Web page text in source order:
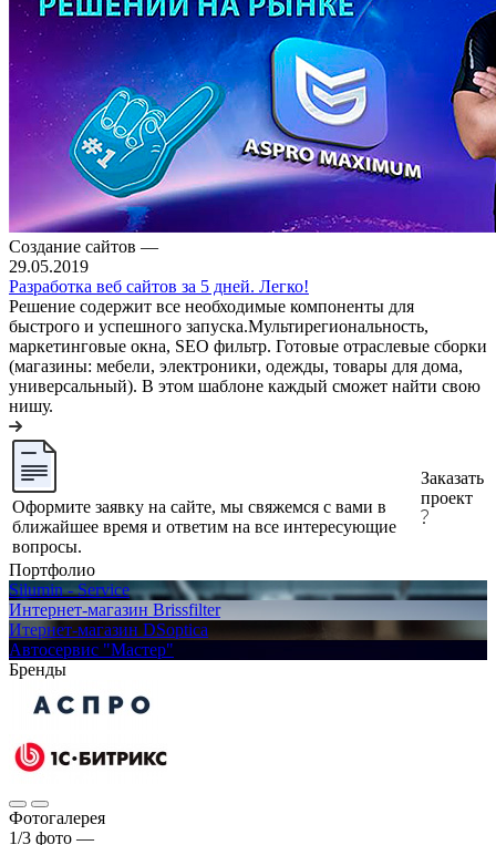
Создание сайтов —
29.05.2019
Разработка веб сайтов за 5 дней. Легко!
Решение содержит все необходимые компоненты для
быстрого и успешного запуска.Мультирегиональность,
маркетинговые окна, SEO фильтр. Готовые отраслевые сборки
(магазины: мебели, электроники, одежды, товары для дома,
универсальный). В этом шаблоне каждый сможет найти свою
нишу.
Оформите заявку на сайте, мы свяжемся с вами в
ближайшее время и ответим на все интересующие
вопросы.
Заказать
проект
Портфолио
Silumin - Service
Интернет-магазин Brissfilter
Итернет-магазин DSoptica
Автосервис "Мастер"
Бренды
Фотогалерея
1/3 фото —